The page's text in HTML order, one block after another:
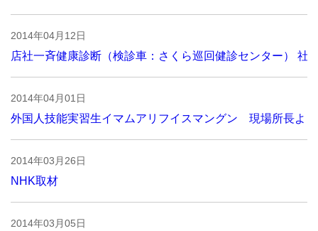
2014年04月12日
店社一斉健康診断（検診車：さくら巡回健診センター） 社
2014年04月01日
外国人技能実習生イマムアリフイスマングン 現場所長よ
2014年03月26日
NHK取材
2014年03月05日